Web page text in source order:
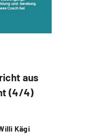
aus
(4/4)
Kägi